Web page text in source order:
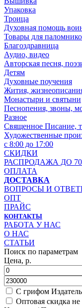
Упаковка
Троица
Духовная помощь
Товары для
Благоздравница
Аудио, видео
Авторская песня,
Детям
Духовные поучения
Жития,
Монастыри и святыни
Песнопения, звоны,
Разное
Священное Писание,
Художественные
с 8:00 до 17:00
СКИДКИ
РАСПРОДАЖА ДО
ОПЛАТА
ДОСТАВКА
ВОПРОСЫ И
ОПТ
ПРАЙС
КОНТАКТЫ
РАБОТА У НАС
О НАС
СТАТЬИ
Поиск по параметрам
Цена, р.
С грифом
Оптовая скидка не